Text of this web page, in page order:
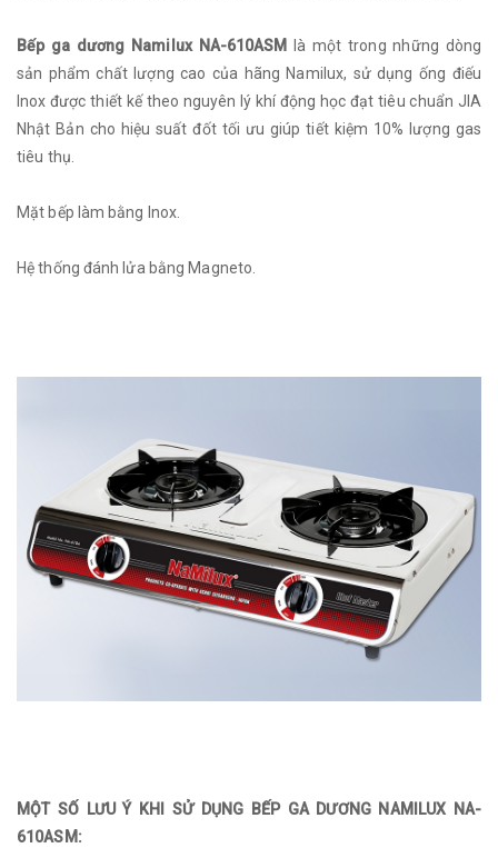
Bếp ga dương Namilux NA-610ASMlà một trong những dòng
sản phẩm chất lượng cao của hãng Namilux, sử dụng ống điếu
Inox được thiết kế theo nguyên lý khí động học đạt tiêu chuẩn JIA
Nhật Bản cho hiệu suất đốt tối ưu giúp tiết kiệm 10% lượng gas
tiêu thụ.
Mặt bếp làm bằng Inox.
Hệ thống đánh lửa bằng Magneto.
MỘT SỐ LƯU Ý KHI SỬ DỤNG BẾP GA DƯƠNG NAMILUX NA-
610ASM: